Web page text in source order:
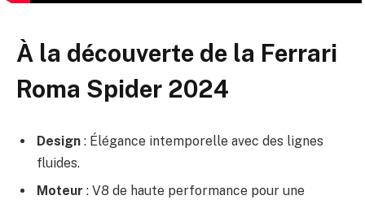
À la découverte de la Ferrari
Roma Spider 2024
Design : Élégance intemporelle avec des lignes
fluides.
Moteur : V8 de haute performance pour une